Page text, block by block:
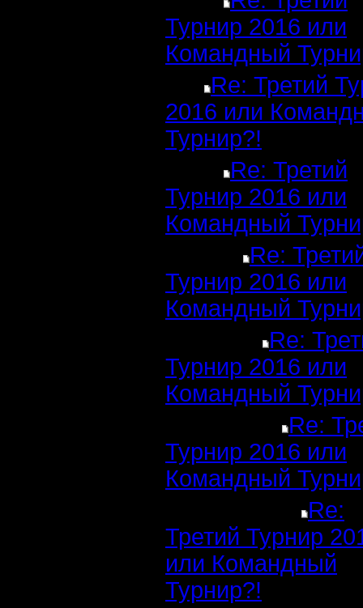
Турнир 2016 или
Командный
Re: Третий
2016 или
Турнир?!
Re: Третий
Турнир 2016 или
Командный
Re:
Турнир 2016 или
Командный
Re:
Турнир 2016 или
Командный
Re:
Турнир 2016 или
Командный
Re:
Третий Турнир
или Командный
Турнир?!